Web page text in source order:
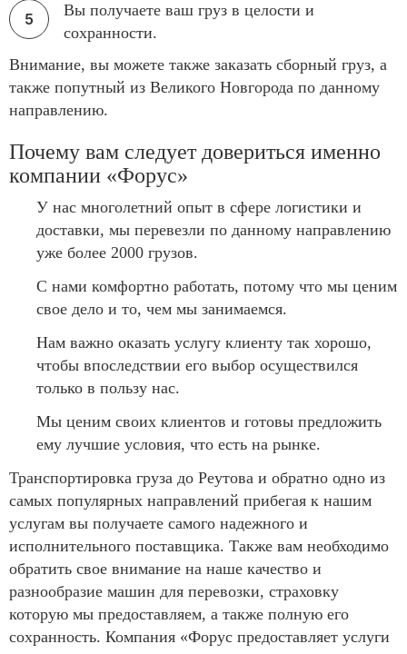
Вы получаете ваш груз в целости и
сохранности.
Внимание, вы можете также заказать сборный груз, а
также попутный из Великого Новгорода по данному
направлению.
Почему вам следует довериться именно
компании «Форус»
У нас многолетний опыт в сфере логистики и
доставки, мы перевезли по данному направлению
уже более 2000 грузов.
С нами комфортно работать, потому что мы ценим
свое дело и то, чем мы занимаемся.
Нам важно оказать услугу клиенту так хорошо,
чтобы впоследствии его выбор осуществился
только в пользу нас.
Мы ценим своих клиентов и готовы предложить
ему лучшие условия, что есть на рынке.
Транспортировка груза до Реутова и обратно одно из
самых популярных направлений прибегая к нашим
услугам вы получаете самого надежного и
исполнительного поставщика. Также вам необходимо
обратить свое внимание на наше качество и
разнообразие машин для перевозки, страховку
которую мы предоставляем, а также полную его
сохранность. Компания «Форус предоставляет услуги